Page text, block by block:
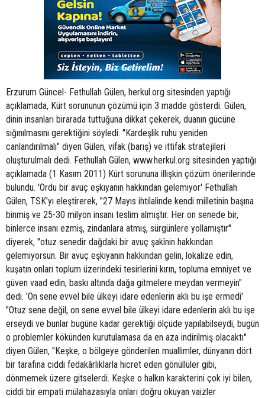
Erzurum Güncel- Fethullah Gülen, herkul.org sitesinden yaptığı
açıklamada, Kürt sorununun çözümü için 3 madde gösterdi. Gülen,
dinin insanları birarada tuttuğuna dikkat çekerek, duanın gücüne
sığınılmasını gerektiğini söyledi. "Kardeşlik ruhu yeniden
canlandırılmalı" diyen Gülen, vifak (barış) ve ittifak stratejileri
oluşturulmalı dedi. Fethullah Gülen, www.herkul.org sitesinden yaptığı
açıklamada (1 Kasım 2011) Kürt sorununa illişkin çözüm önerilerinde
bulundu. 'Ordu bir avuç eşkıyanın hakkından gelemiyor' Fethullah
Gülen, TSK'yı eleştirerek, "27 Mayıs ihtilalinde kendi milletinin başına
binmiş ve 25-30 milyon insanı teslim almıştır. Her on senede bir,
binlerce insanı ezmiş, zindanlara atmış, sürgünlere yollamıştır"
diyerek, "otuz senedir dağdaki bir avuç şakînin hakkından
gelemiyorsun. Bir avuç eşkıyanın hakkından gelin, lokalize edin,
kuşatın onları toplum üzerindeki tesirlerini kırın, topluma emniyet ve
güven vaad edin, baskı altında dağa gitmelere meydan vermeyin"
dedi. 'On sene evvel bile ülkeyi idare edenlerin aklı bu işe ermedi'
"Otuz sene değil, on sene evvel bile ülkeyi idare edenlerin aklı bu işe
erseydi ve bunlar bugüne kadar gerektiği ölçüde yapılabilseydi, bugün
o problemler kökünden kurutulamasa da en aza indirilmiş olacaktı"
diyen Gülen, "Keşke, o bölgeye gönderilen muallimler, dünyanın dört
bir tarafına ciddi fedakârlıklarla hicret eden gönüllüler gibi,
dönmemek üzere gitselerdi. Keşke o halkın karakterini çok iyi bilen,
ciddi bir empati mülahazasıyla onları doğru okuyan vaizler